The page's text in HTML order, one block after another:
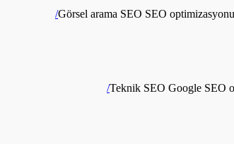
Görsel arama SEO SEO
Teknik SEO Google SEO